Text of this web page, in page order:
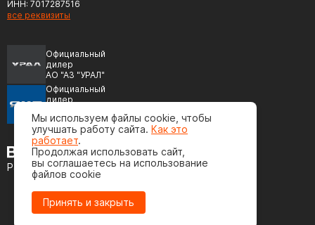
ИНН: 7017287516
все реквизиты
Официальный
дилер
АО "АЗ "УРАЛ"
Официальный
дилер
(ЯМЗ)
Разработка сайта
Мы используем файлы cookie, чтобы
улучшать работу сайта. Как это
работает.
Продолжая использовать сайт,
вы соглашаетесь на использование
файлов cookie
Принять и закрыть